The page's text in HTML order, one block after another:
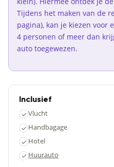
Tijdens het maken van de
pagina), kan je kiezen voor
4 personen of meer dan
auto toegewezen.
Inclusief
✓Vlucht
✓ Handbagage
✓ Hotel
✓ Huurauto